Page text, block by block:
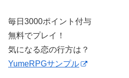
毎日3000ポイント付与
無料でプレイ！
気になる恋の行方は？
YumeRPGサンプル